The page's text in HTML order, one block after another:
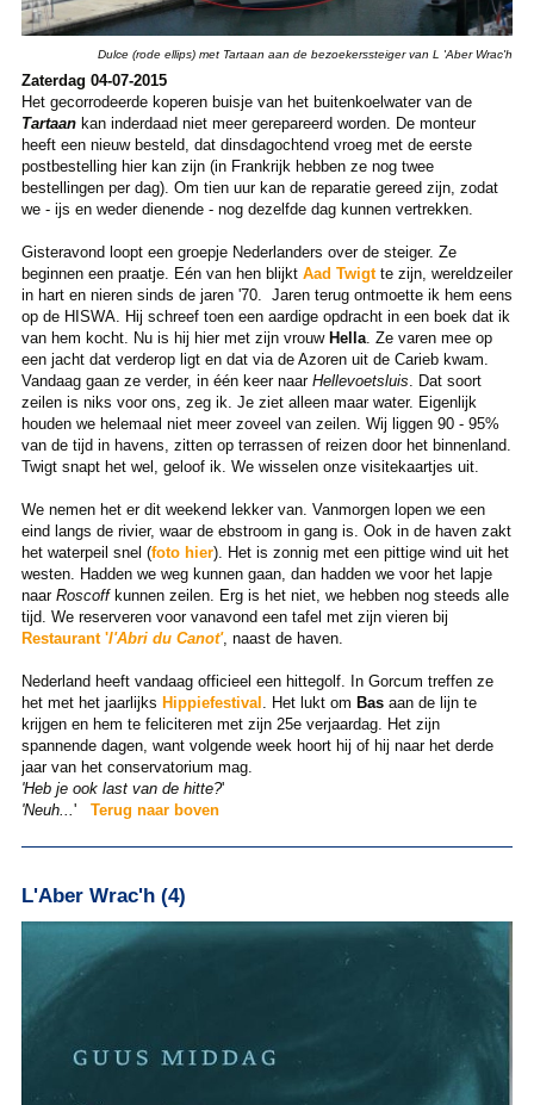
Dulce (rode ellips) met Tartaan aan de bezoekerssteiger van L 'Aber Wrac'h
Zaterdag 04-07-2015
Het gecorrodeerde koperen buisje van het buitenkoelwater van de
Tartaankan inderdaad niet meer gerepareerd worden. De monteur
heeft een nieuw besteld, dat dinsdagochtend vroeg met de eerste
postbestelling hier kan zijn (in Frankrijk hebben ze nog twee
bestellingen per dag). Om tien uur kan de reparatie gereed zijn, zodat
we - ijs en weder dienende - nog dezelfde dag kunnen vertrekken.
Gisteravond loopt een groepje Nederlanders over de steiger. Ze
beginnen een praatje. Eén van hen blijkt Aad Twigtte zijn, wereldzeiler
in hart en nieren sinds de jaren '70. Jaren terug ontmoette ik hem eens
op de HISWA. Hij schreef toen een aardige opdracht in een boek dat ik
van hem kocht. Nu is hij hier met zijn vrouw Hella. Ze varen mee op
een jacht dat verderop ligt en dat via de Azoren uit de Carieb kwam.
Vandaag gaan ze verder, in één keer naar Hellevoetsluis . Dat soort
zeilen is niks voor ons, zeg ik. Je ziet alleen maar water. Eigenlijk
houden we helemaal niet meer zoveel van zeilen. Wij liggen 90 - 95%
van de tijd in havens, zitten op terrassen of reizen door het binnenland.
Twigt snapt het wel, geloof ik. We wisselen onze visitekaartjes uit.
We nemen het er dit weekend lekker van. Vanmorgen lopen we een
eind langs de rivier, waar de ebstroom in gang is. Ook in de haven zakt
het waterpeil snel (foto hier). Het is zonnig met een pittige wind uit het
westen. Hadden we weg kunnen gaan, dan hadden we voor het lapje
naar Roscoffkunnen zeilen. Erg is het niet, we hebben nog steeds alle
tijd. We reserveren voor vanavond een tafel met zijn vieren bij
Restaurant 'l'Abri du Canot', naast de haven.
Nederland heeft vandaag officieel een hittegolf. In Gorcum treffen ze
het met het jaarlijks Hippiefestival . Het lukt om Basaan de lijn te
krijgen en hem te feliciteren met zijn 25e verjaardag. Het zijn
spannende dagen, want volgende week hoort hij of hij naar het derde
jaar van het conservatorium mag.
'Heb je ook last van de hitte?'
'Neuh... ' Terug naar boven
L'Aber Wrac'h (4)